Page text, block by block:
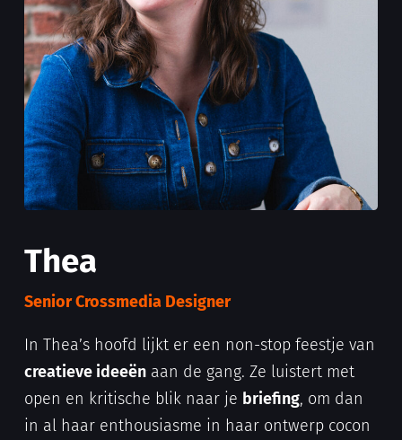
Thea
Senior Crossmedia Designer
In Thea’s hoofd lijkt er een non-stop feestje van
creatieve ideeën aan de gang. Ze luistert met
open en kritische blik naar je briefing, om dan
in al haar enthousiasme in haar ontwerp cocon